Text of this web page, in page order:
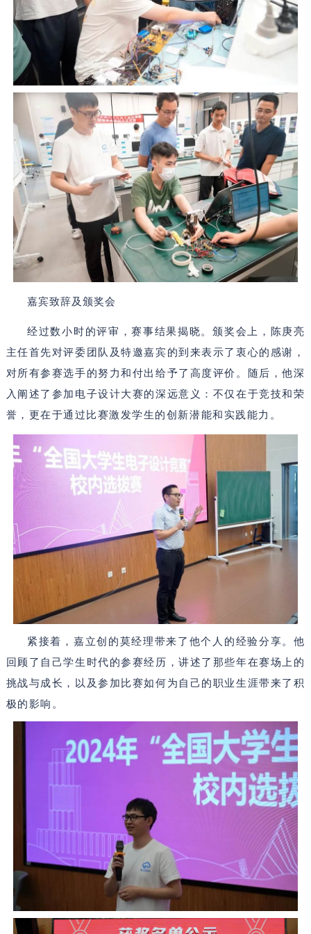
嘉宾致辞及颁奖会
经过数小时的评审，赛事结果揭晓。颁奖会上，陈庚亮
主任首先对评委团队及特邀嘉宾的到来表示了衷心的感谢，
对所有参赛选手的努力和付出给予了高度评价。随后，他深
入阐述了参加电子设计大赛的深远意义：不仅在于竞技和荣
誉，更在于通过比赛激发学生的创新潜能和实践能力。
紧接着，嘉立创的莫经理带来了他个人的经验分享。他
回顾了自己学生时代的参赛经历，讲述了那些年在赛场上的
挑战与成长，以及参加比赛如何为自己的职业生涯带来了积
极的影响。